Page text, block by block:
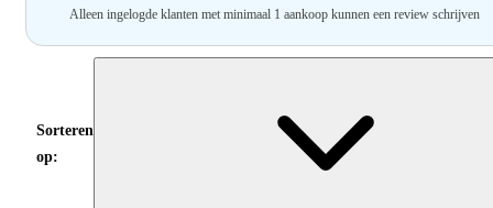
Alleen ingelogde klanten met minimaal 1 aankoop kunnen een review schrijven
Sorteren
op: